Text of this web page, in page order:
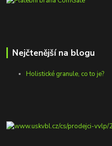
Nejčtenější na blogu
Holistické granule, co to je?